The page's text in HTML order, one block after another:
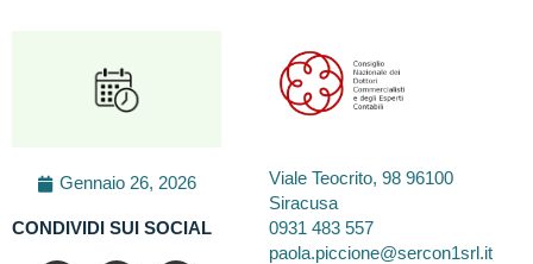
Gennaio 26, 2026
CONDIVIDI SUI SOCIAL
Viale Teocrito, 98 96100
Siracusa
0931 483 557
paola.piccione@sercon1srl.it